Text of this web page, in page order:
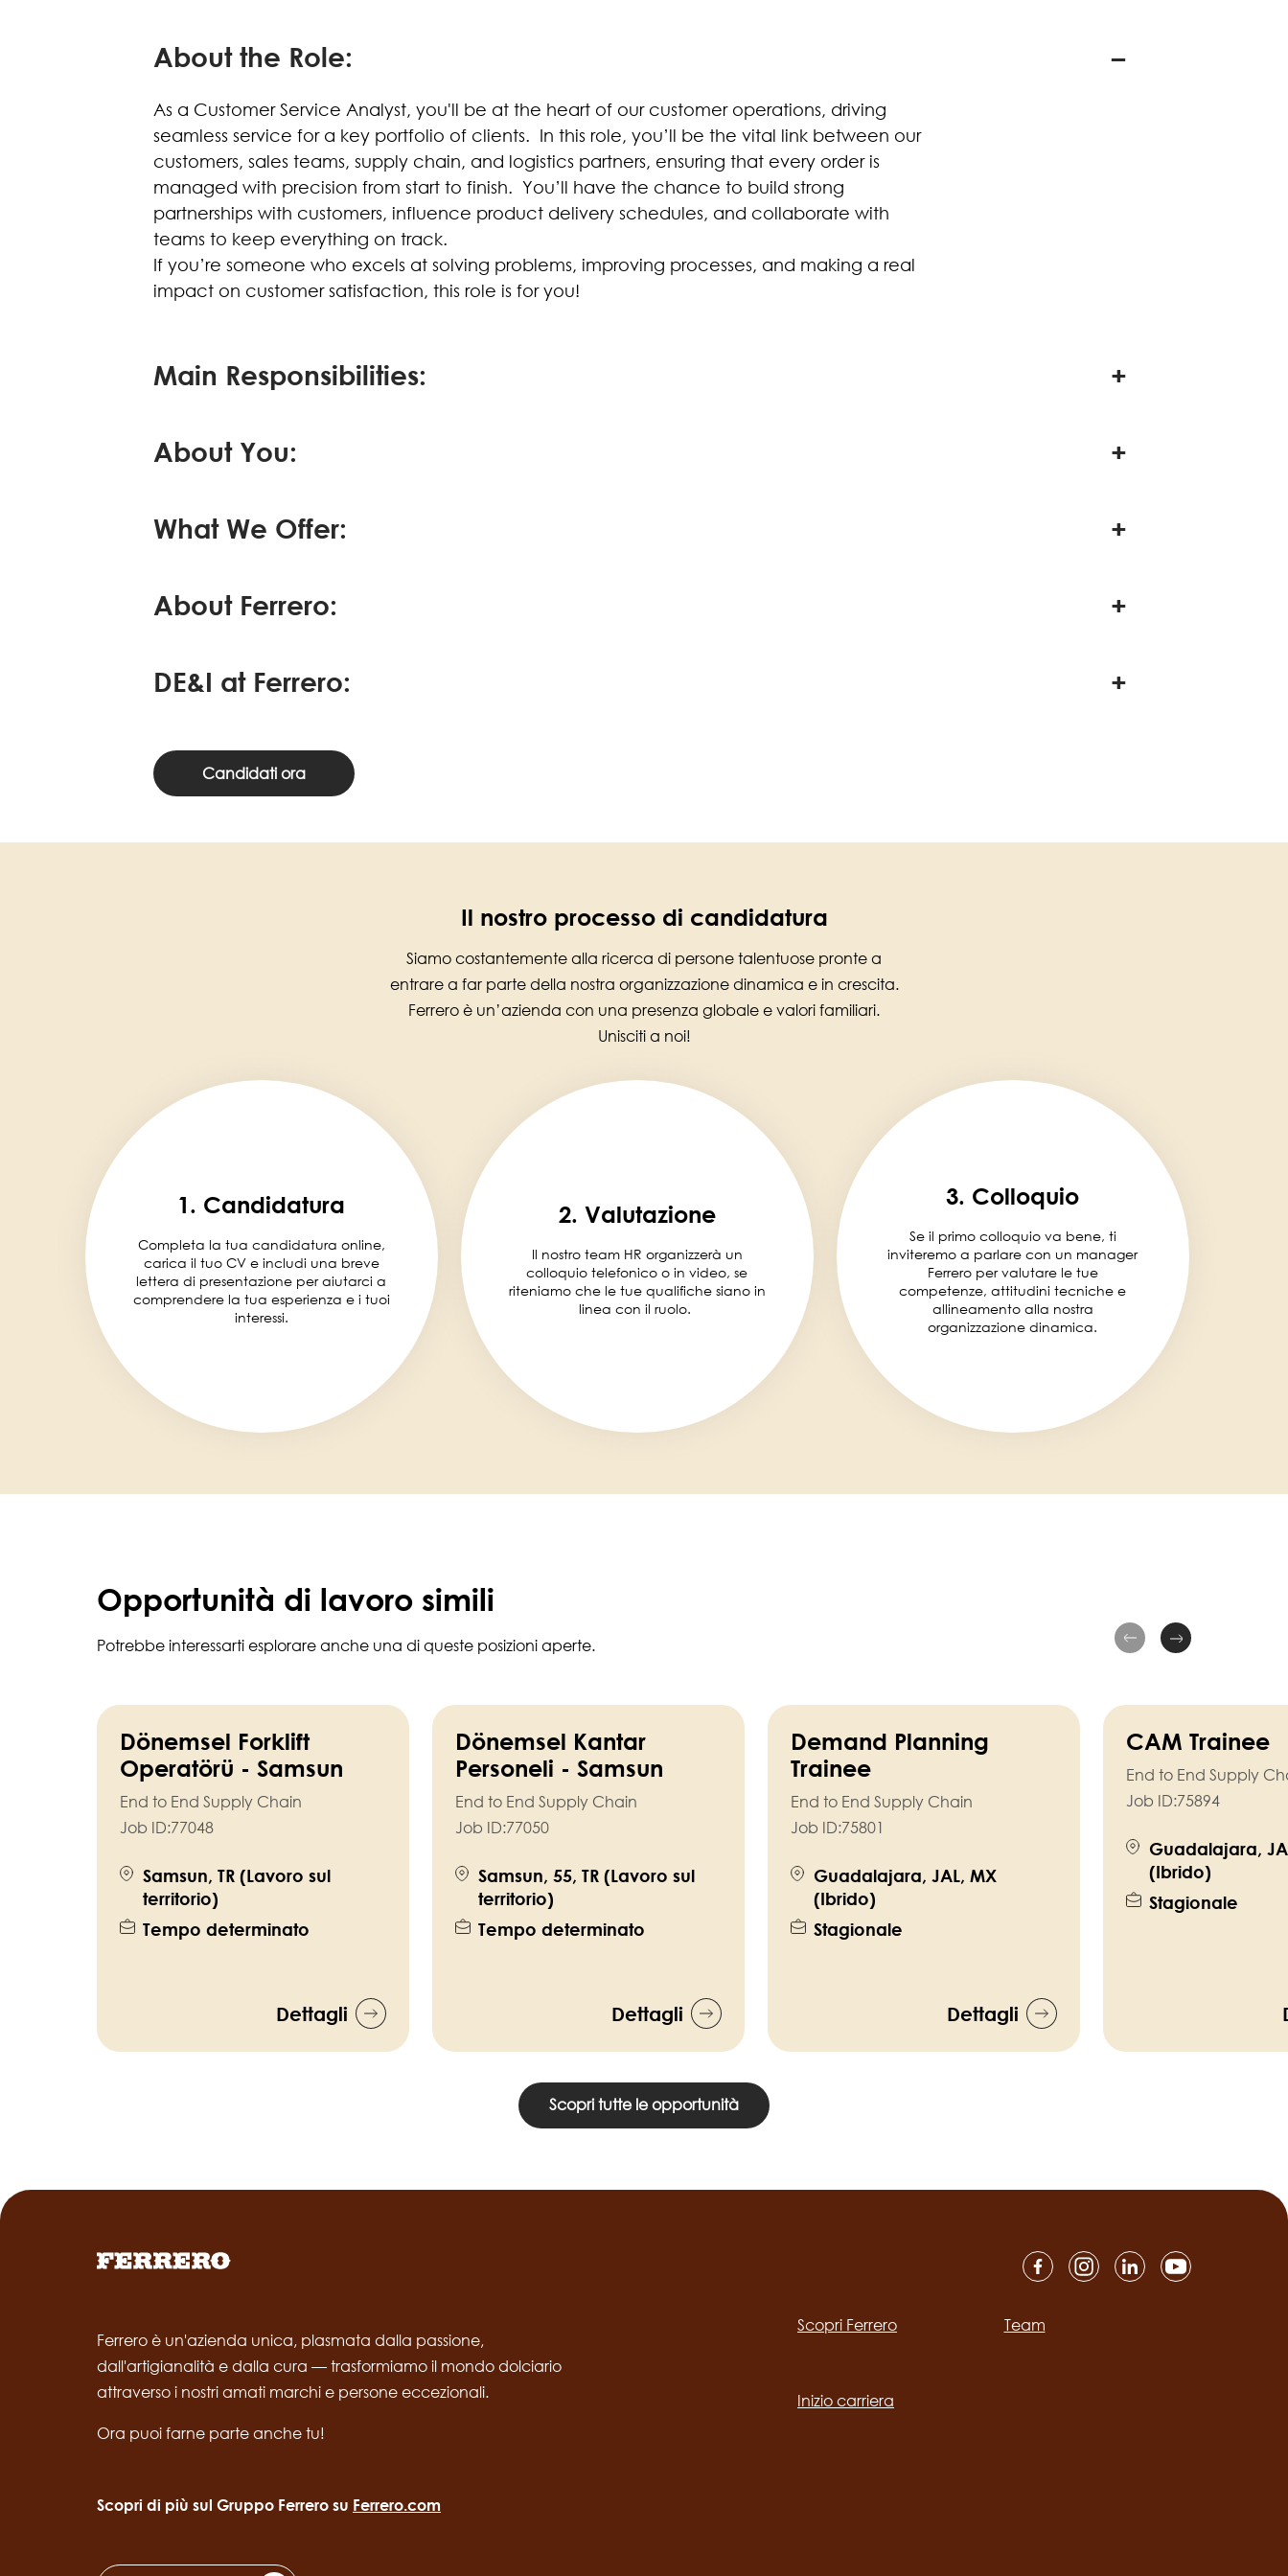
About the Role:
As a Customer Service Analyst, you'll be at the heart of our customer operations, driving
seamless service for a key portfolio of clients. In this role, you’ll be the vital link between our
customers, sales teams, supply chain, and logistics partners, ensuring that every order is
managed with precision from start to finish. You’ll have the chance to build strong
partnerships with customers, influence product delivery schedules, and collaborate with
teams to keep everything on track.
If you’re someone who excels at solving problems, improving processes, and making a real
impact on customer satisfaction, this role is for you!
Main Responsibilities:
About You:
What We Offer:
About Ferrero:
DE&I at Ferrero:
Candidati ora
Il nostro processo di candidatura
Siamo costantemente alla ricerca di persone talentuose pronte a
entrare a far parte della nostra organizzazione dinamica e in crescita.
Ferrero è un’azienda con una presenza globale e valori familiari.
Unisciti a noi!
1. Candidatura
Completa la tua candidatura online,
carica il tuo CV e includi una breve
lettera di presentazione per aiutarci a
comprendere la tua esperienza e i tuoi
interessi.
2. Valutazione
Il nostro team HR organizzerà un
colloquio telefonico o in video, se
riteniamo che le tue qualifiche siano in
linea con il ruolo.
3. Colloquio
Se il primo colloquio va bene, ti
inviteremo a parlare con un manager
Ferrero per valutare le tue
competenze, attitudini tecniche e
allineamento alla nostra
organizzazione dinamica.
Opportunità di lavoro simili
Potrebbe interessarti esplorare anche una di queste posizioni aperte.
Dönemsel Forklift
Operatörü - Samsun
End to End Supply Chain
Job ID:77048
Samsun, TR (Lavoro sul
territorio)
Tempo determinato
Dettagli
Dönemsel Kantar
Personeli - Samsun
End to End Supply Chain
Job ID:77050
Samsun, 55, TR (Lavoro sul
territorio)
Tempo determinato
Dettagli
Demand Planning
Trainee
End to End Supply Chain
Job ID:75801
Guadalajara, JAL, MX
(Ibrido)
Stagionale
Dettagli
CAM Trainee
End to End Supply
Job ID:75894
Guadalajara,
(Ibrido)
Stagionale
Scopri tutte le opportunità
Ferrero è un'azienda unica, plasmata dalla passione,
dall'artigianalità e dalla cura — trasformiamo il mondo dolciario
attraverso i nostri amati marchi e persone eccezionali.
Ora puoi farne parte anche tu!
Scopri di più sul Gruppo Ferrero su Ferrero.com
Scopri Ferrero Team
Inizio carriera